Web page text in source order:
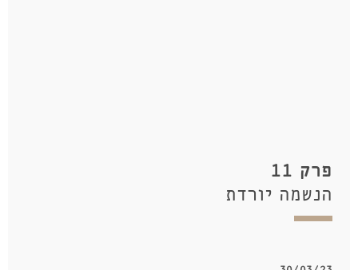
פרק 11
הנשמה יורדת